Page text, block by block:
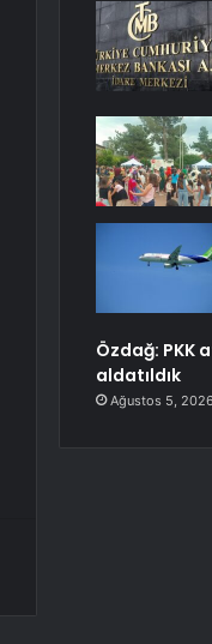
Özdağ: PKK
aldatıldık
Ağustos 5, 2026